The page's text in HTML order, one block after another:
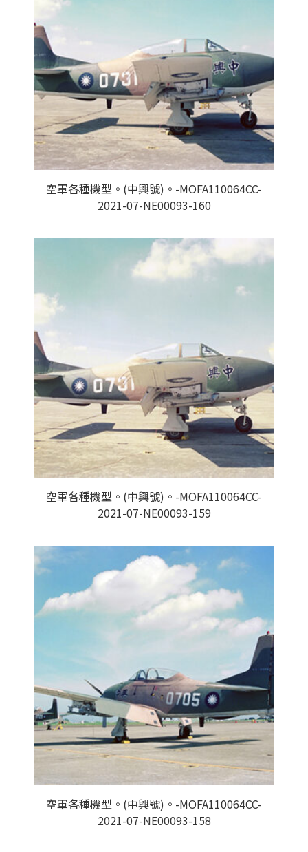
空軍各種機型。(中興號)。-MOFA110064CC-
2021-07-NE00093-160
空軍各種機型。(中興號)。-MOFA110064CC-
2021-07-NE00093-159
空軍各種機型。(中興號)。-MOFA110064CC-
2021-07-NE00093-158